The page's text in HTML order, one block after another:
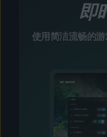
即
使用简洁流畅的